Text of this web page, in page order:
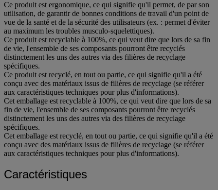
Ce produit est ergonomique, ce qui signifie qu'il permet, de par son
utilisation, de garantir de bonnes conditions de travail d'un point de
vue de la santé et de la sécurité des utilisateurs (ex. : permet d'éviter
au maximum les troubles musculo-squelettiques).
Ce produit est recyclable à 100%, ce qui veut dire que lors de sa fin
de vie, l'ensemble de ses composants pourront être recyclés
distinctement les uns des autres via des filières de recyclage
spécifiques.
Ce produit est recyclé, en tout ou partie, ce qui signifie qu'il a été
conçu avec des matériaux issus de filières de recyclage (se référer
aux caractéristiques techniques pour plus d'informations).
Cet emballage est recyclable à 100%, ce qui veut dire que lors de sa
fin de vie, l'ensemble de ses composants pourront être recyclés
distinctement les uns des autres via des filières de recyclage
spécifiques.
Cet emballage est recyclé, en tout ou partie, ce qui signifie qu'il a été
conçu avec des matériaux issus de filières de recyclage (se référer
aux caractéristiques techniques pour plus d'informations).
Caractéristiques